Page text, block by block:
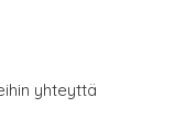
yhteyttä